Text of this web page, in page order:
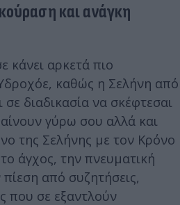
και ανάγκη
κάνει αρκετά πιο
καθώς η Σελήνη από
διαδικασία να σκέφτεσαι
γύρω σου αλλά και
της Σελήνης με τον Κρόνο
άγχος, την πνευματική
από συζητήσεις,
που σε εξαντλούν